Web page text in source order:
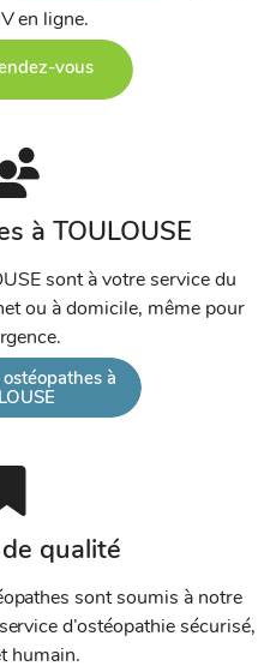
Tolosane
en ligne.
vous
à TOULOUSE
sont à votre service du
ou à domicile, même pour
à
qualité
sont soumis à notre
d’ostéopathie sécurisé,
humain.